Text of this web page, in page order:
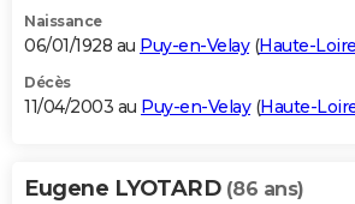
Naissance
06/01/1928 au Puy-en-Velay(Haute-Loire
Décès
11/04/2003 au Puy-en-Velay(Haute-
Eugene LYOTARD (86 ans)